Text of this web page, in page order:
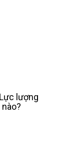
lượng